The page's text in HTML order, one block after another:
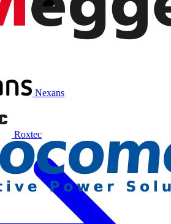
Nexans
Roxtec